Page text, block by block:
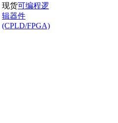
现货可编程逻
辑器件
(CPLD/FPGA)